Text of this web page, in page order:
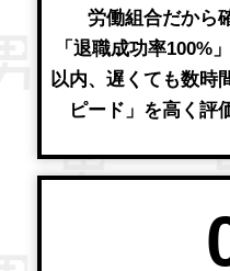
労働組合だから
「退職成功率100%
以内、遅くても数時
ピード」を高く評